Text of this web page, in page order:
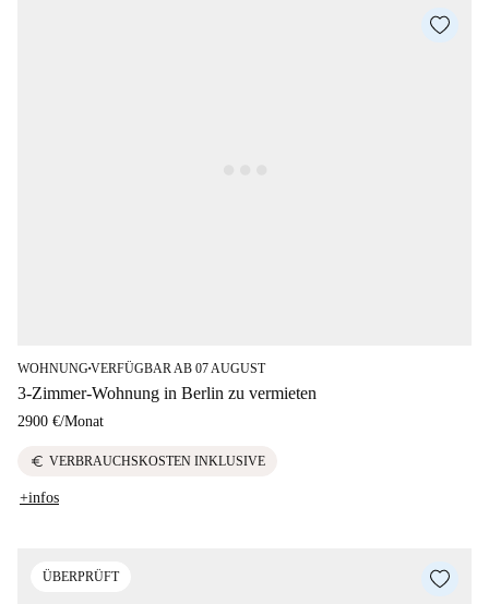
WOHNUNG■VERFÜGBAR AB 07 AUGUST
3-Zimmer-Wohnung in Berlin zu vermieten
2900 €/Monat
euro VERBRAUCHSKOSTEN INKLUSIVE
+infos
ÜBERPRÜFT